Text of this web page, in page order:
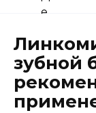
зубной